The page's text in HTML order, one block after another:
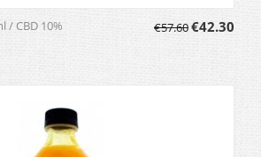
/ CBD 10%
€57.60€42.30